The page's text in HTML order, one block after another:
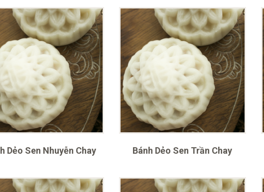
Dẻo Sen Nhuyễn Chay Bánh Dẻo Sen Trần Chay